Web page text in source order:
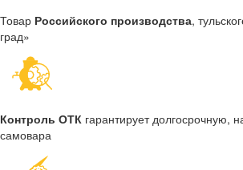
Товар Российского производства,
град»
Контроль ОТК гарантирует долгосрочную,
самовара